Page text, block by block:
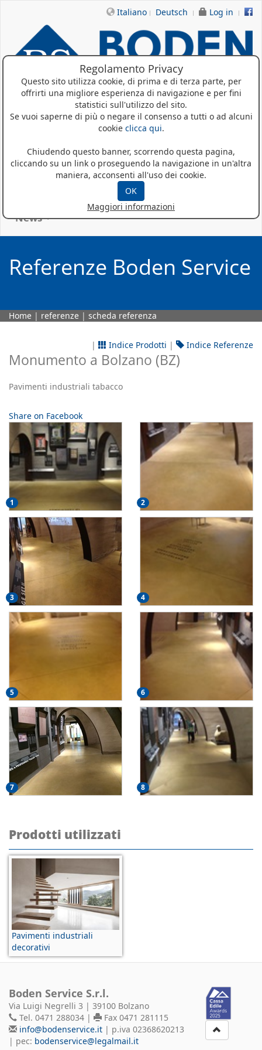
Regolamento Privacy
Questo sito utilizza cookie, di prima e di terza parte, per
offrirti una migliore esperienza di navigazione e per fini
statistici sull'utilizzo del sito.
Se vuoi saperne di più o negare il consenso a tutti o ad alcuni
cookie clicca qui.
Chiudendo questo banner, scorrendo questa pagina,
cliccando su un link o proseguendo la navigazione in un'altra
maniera, acconsenti all'uso dei cookie.
OK
Maggiori informazioni
Italiano Deutsch Log in
Home
Chi siamo
Prodotti
News
Referenze Boden Service
Home | referenze | scheda referenza
| Indice Prodotti | Indice Referenze
Monumento a Bolzano (BZ)
Pavimenti industriali tabacco
Share on Facebook
1 2
3 4
5 6
7 8
Prodotti utilizzati
Pavimenti industriali
decorativi
Boden Service S.r.l.
Via Luigi Negrelli 3 | 39100 Bolzano
Tel. 0471 288034 |
Fax 0471 281115
info@bodenservice.it | p.iva 02368620213
| pec: bodenservice@legalmail.it